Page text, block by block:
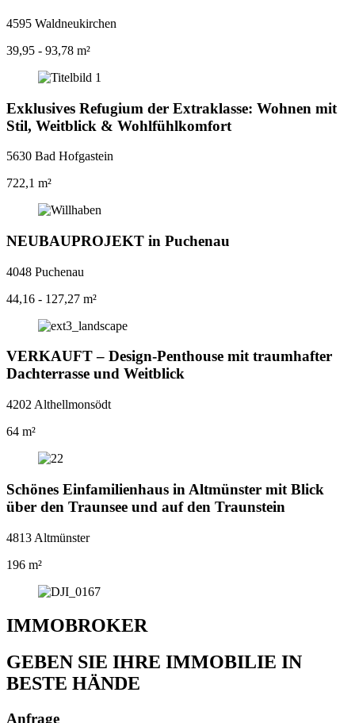
4595 Waldneukirchen
39,95 - 93,78 m²
Exklusives Refugium der Extraklasse: Wohnen mit
Stil, Weitblick & Wohlfühlkomfort
5630 Bad Hofgastein
722,1 m²
NEUBAUPROJEKT in Puchenau
4048 Puchenau
44,16 - 127,27 m²
VERKAUFT – Design-Penthouse mit traumhafter
Dachterrasse und Weitblick
4202 Althellmonsödt
64 m²
Schönes Einfamilienhaus in Altmünster mit Blick
über den Traunsee und auf den Traunstein
4813 Altmünster
196 m²
IMMOBROKER
GEBEN SIE IHRE IMMOBILIE IN
BESTE HÄNDE
Anfrage